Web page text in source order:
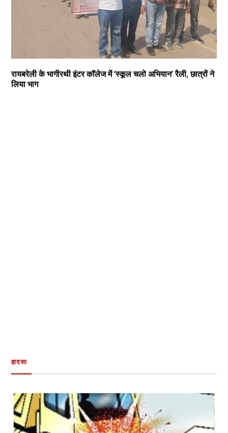
रायबरेली के भागीरथी इंटर कॉलेज में ‘स्कूल चलो अभियान’ रैली, छात्रों ने
लिया भाग
हादसा